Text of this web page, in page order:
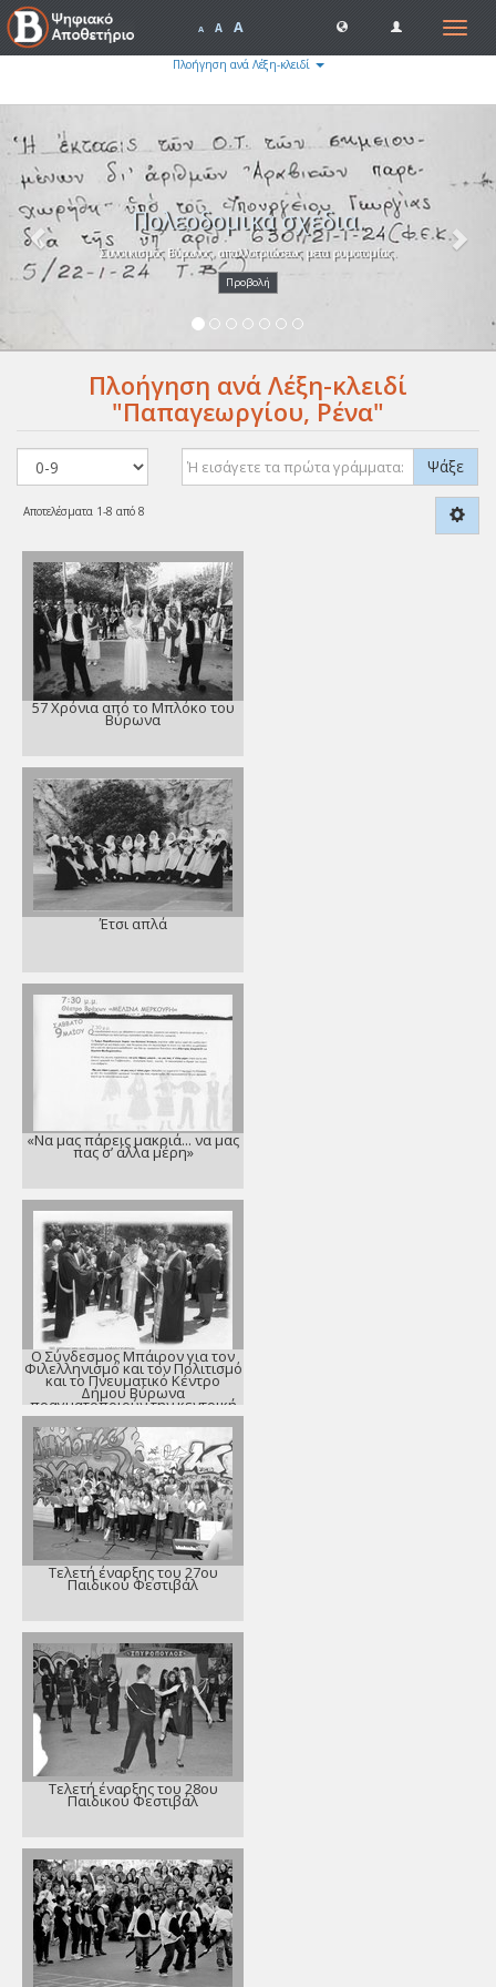
Toggle
A A A
Πλοήγηση ανά Λέξη-κλειδί
Πολεοδομικά σχέδια.
Συνοικισμός Βύρωνος, απαλλοτριώσεως μετα ρυμοτομίας.
Προβολή
Πλοήγηση ανά Λέξη-κλειδί
"Παπαγεωργίου, Ρένα"
Ψάξε
Αποτελέσματα 1-8 από 8
57 Χρόνια από το Μπλόκο του
Βύρωνα
Έτσι απλά
«Να μας πάρεις μακριά... να μας
πας σ’ άλλα μέρη»
Ο Σύνδεσμος Μπάιρον για τον
Φιλελληνισμό και τον Πολιτισμό
και το Πνευματικό Κέντρο
Δήμου Βύρωνα
πραγματοποιούν την κεντρική
εκδήλωση για την «Ημέρα
Φιλελληνισμού και Διεθνούς
Αλληλεγγύης»
Τελετή έναρξης του 27ου
Παιδικού Φεστιβάλ
Τελετή έναρξης του 28ου
Παιδικού Φεστιβάλ